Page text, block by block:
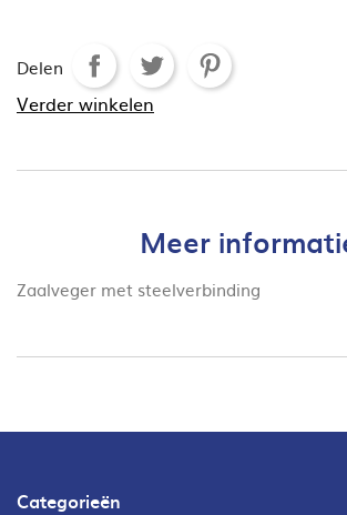
Delen
Verder winkelen
Meer
Zaalveger met steelverbinding
Categorieën